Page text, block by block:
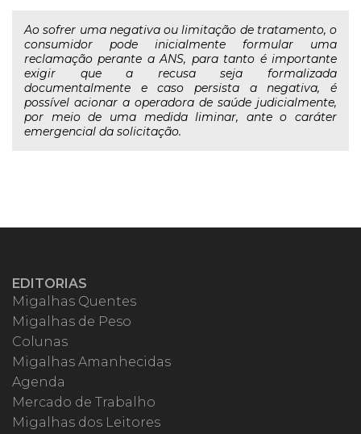
Ao sofrer uma negativa ou limitação de tratamento, o
consumidor pode inicialmente formular uma
reclamação perante a ANS, para tanto é importante
exigir que a recusa seja formalizada
documentalmente e caso persista a negativa, é
possível acionar a operadora de saúde judicialmente,
por meio de uma medida liminar, ante o caráter
emergencial da solicitação.
EDITORIAS
Migalhas Quentes
Migalhas de Peso
Colunas
Migalhas Amanhecidas
Agenda
Mercado de Trabalho
Migalhas dos Leitores